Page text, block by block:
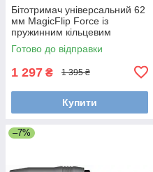
Бітотримач універсальний 62
мм MagicFlip Force із
пружинним кільцевим
магнітом форма E 6.3 Wiha
36800
Готово до відправки
1 297 ₴ 1 395 ₴
Купити
–7%